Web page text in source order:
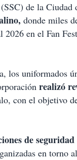
(SSC) de la Ciudad
donde miles
2026 en el Fan
uniformados
realizó
con el objetivo
de seguridad
en torno